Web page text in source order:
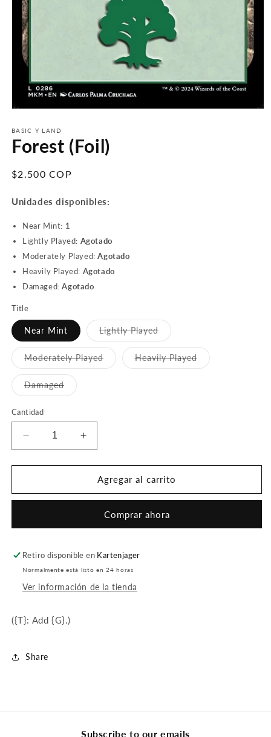
multimedia
1
en
modal
BASIC Y LAND
Forest (Foil)
Precio
$2.500 COP
Unidades disponibles:
Near Mint: 1
Lightly Played: Agotado
Moderately Played:Agotado
Heavily Played: Agotado
Damaged:Agotado
Title
Near Mint Lightly PlayedVariante
agotada
o
no
disponible
Moderately PlayedVariante
agotada
Heavily PlayedVariante
agotada
DamagedVariante
agotada
Cantidad
Reducir
cantidad
para
(Foil)
Aumentar
cantidad
para
Forest
(Foil)
Agregar al carrito
Comprar ahora
Retiro disponible en Kartenjager
Normalmente está listo en 24 horas
Ver información de la tienda
({T}: Add {G}.)
Share
Subscribe to our emails